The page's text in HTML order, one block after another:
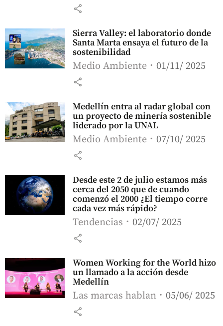
share
Sierra Valley: el laboratorio donde
Santa Marta ensaya el futuro de la
sostenibilidad
Medio Ambiente 01/11/ 2025
share
Medellín entra al radar global con
un proyecto de minería sostenible
liderado por la UNAL
Medio Ambiente 07/10/ 2025
share
Desde este 2 de julio estamos más
cerca del 2050 que de cuando
comenzó el 2000 ¿El tiempo corre
cada vez más rápido?
Tendencias 02/07/ 2025
share
Women Working for the World hizo
un llamado a la acción desde
Medellín
Las marcas hablan 05/06/ 2025
share